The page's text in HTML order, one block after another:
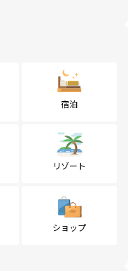
宿泊
リゾート
ショップ